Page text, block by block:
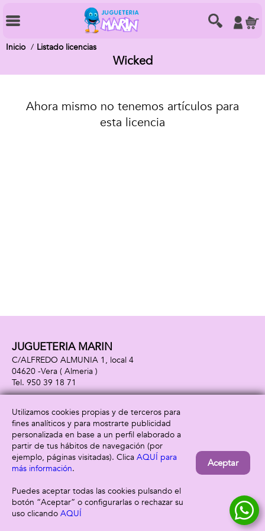
Inicio Listado licencias
Wicked
Ahora mismo no tenemos artículos para
esta licencia
JUGUETERIA MARIN
C/ALFREDO ALMUNIA 1, local 4
04620 -Vera ( Almeria )
950 39 18 71
Información
Aviso legal
Política de privacidad
Política de cookies
Atención al cliente
Envío y devolución
Utilizamos cookies propias y de terceros para
fines analíticos y para mostrarte publicidad
personalizada en base a un perfil elaborado a
partir de tus hábitos de navegación (por
ejemplo, páginas visitadas). Clica AQUÍ para
más información.
Puedes aceptar todas las cookies pulsando el
botón “Aceptar” o configurarlas o rechazar su
uso clicando AQUÍ
Aceptar